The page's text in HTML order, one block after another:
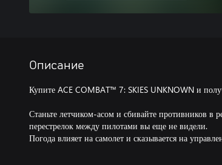
Описание
Купите ACE COMBAT™ 7: SKIES UNKNOWN и
Станьте летчиком-асом и сбивайте противников в
перестрелок между пилотами вы еще не видели.
Погода влияет на самолет и сказывается на